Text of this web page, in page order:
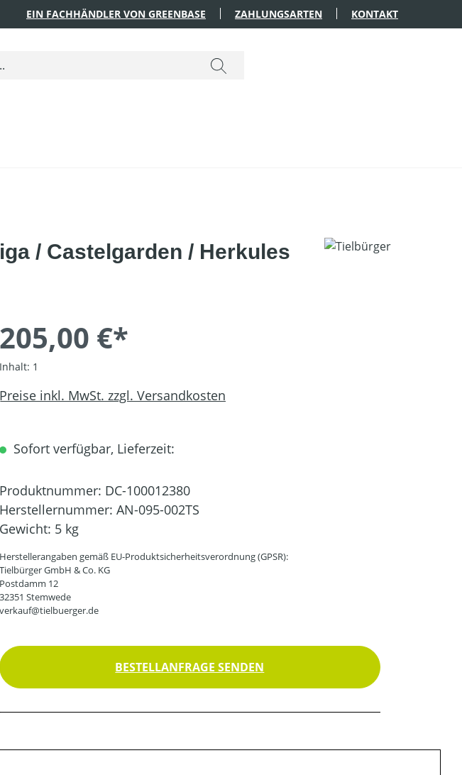
EIN FACHHÄNDLER VON GREENBASE ZAHLUNGSARTEN KONTAKT
/ Castelgarden / Herkules
205,00 €*
Inhalt: 1
Preise inkl. MwSt. zzgl. Versandkosten
Sofort verfügbar, Lieferzeit:
Produktnummer: DC-100012380
Herstellernummer: AN-095-002TS
Gewicht: 5 kg
Herstellerangaben gemäß EU-Produktsicherheitsverordnung (GPSR):
Tielbürger GmbH & Co. KG
Postdamm 12
32351 Stemwede
verkauf@tielbuerger.de
BESTELLANFRAGE SENDEN